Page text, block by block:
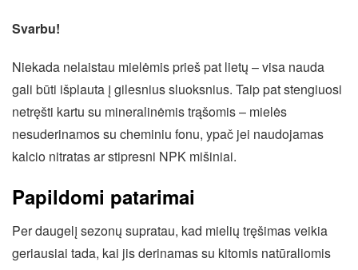
Svarbu!
Niekada nelaistau mielėmis prieš pat lietų – visa nauda
gali būti išplauta į gilesnius sluoksnius. Taip pat stengiuosi
netręšti kartu su mineralinėmis trąšomis – mielės
nesuderinamos su cheminiu fonu, ypač jei naudojamas
kalcio nitratas ar stipresni NPK mišiniai.
Papildomi patarimai
Per daugelį sezonų supratau, kad mielių tręšimas veikia
geriausiai tada, kai jis derinamas su kitomis natūraliomis